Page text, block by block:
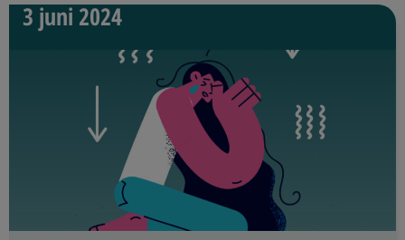
3 juni 2024